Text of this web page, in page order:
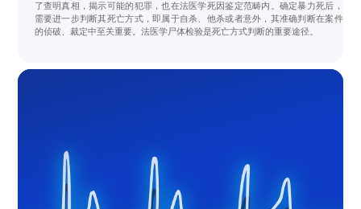
了查明真相，揭示可能的犯罪，也在法医学死因鉴定范畴内。确定暴力死后，
需要进一步判断其死亡方式，即属于自杀、他杀或者意外，其准确判断在案件
的侦破、裁定中至关重要。法医学尸体检验是死亡方式判断的重要途径。